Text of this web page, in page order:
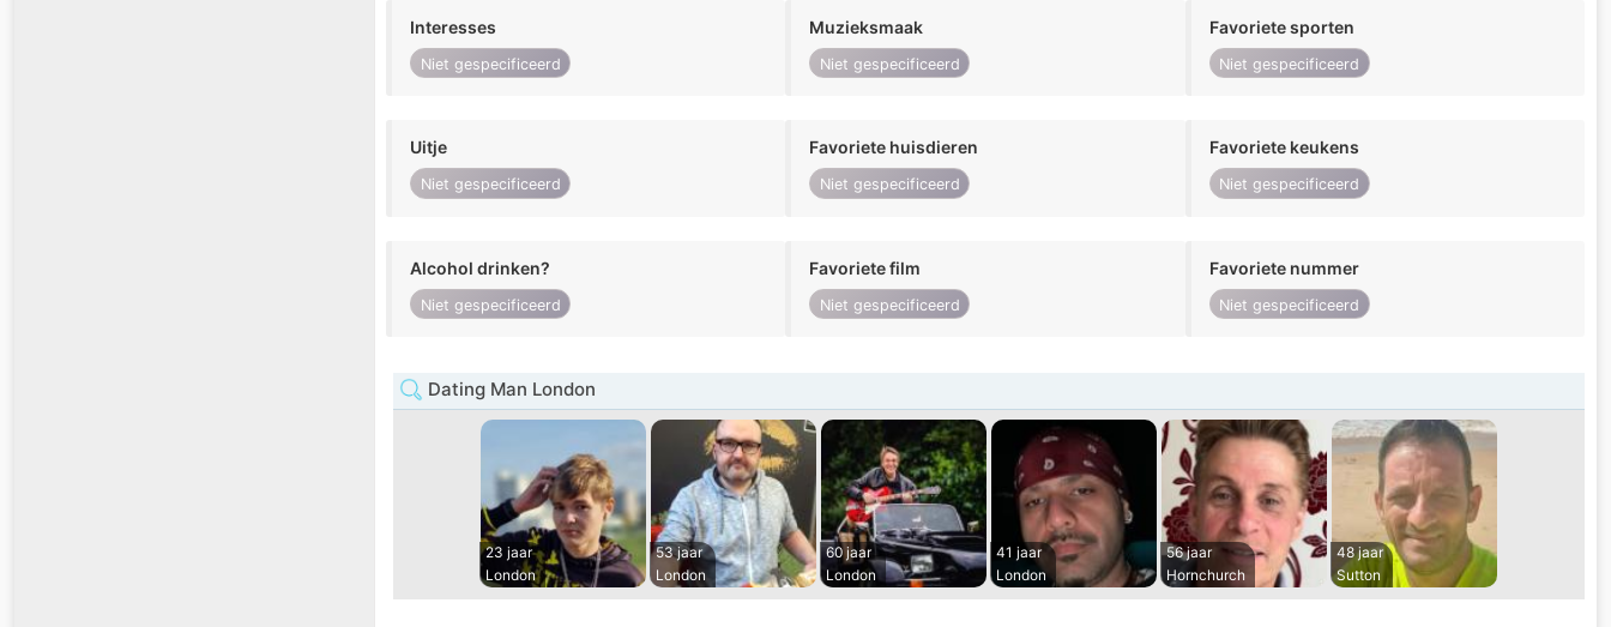
Interesses
Niet gespecificeerd
Muzieksmaak
Niet gespecificeerd
Favoriete sporten
Niet gespecificeerd
Uitje
Niet gespecificeerd
Favoriete huisdieren
Niet gespecificeerd
Favoriete keukens
Niet gespecificeerd
Alcohol drinken?
Niet gespecificeerd
Favoriete film
Niet gespecificeerd
Favoriete nummer
Niet gespecificeerd
Dating Man London
23 jaar
London
53 jaar
London
60 jaar
London
41 jaar
London
56 jaar
Hornchurch
48 jaar
Sutton